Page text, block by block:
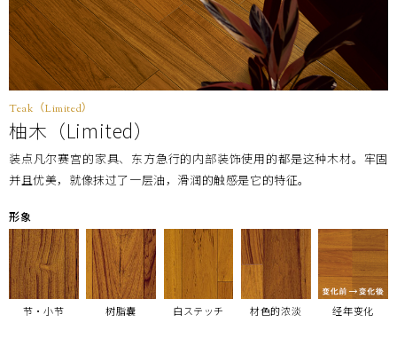
Teak（Limited）
柚木（Limited）
装点凡尔赛宫的家具、东方急行的内部装饰使用的都是这种木材。牢固
并且优美，就像抹过了一层油，滑润的触感是它的特征。
形象
节・小节 树脂囊 白ステッチ 材色的浓淡 经年变化